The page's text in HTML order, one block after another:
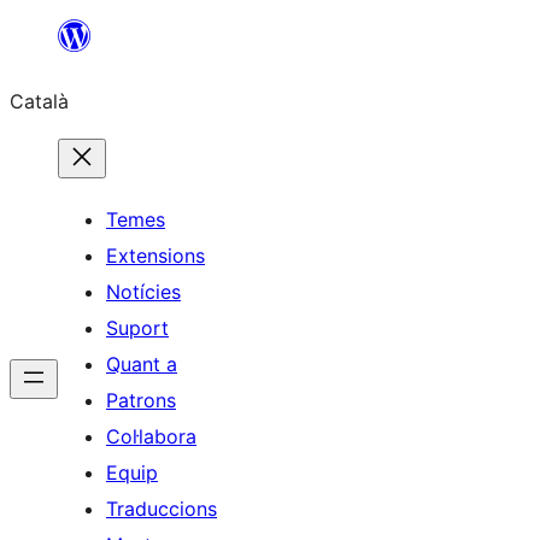
contingut
Català
Temes
Extensions
Notícies
Suport
Quant a
Patrons
Col·labora
Equip
Traduccions